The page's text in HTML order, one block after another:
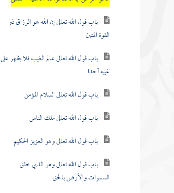
باب قول الله تعالى إن الله هو الرزاق ذو
القوة المتين
باب قول الله تعالى عالم الغيب فلا يظهر على
غيبه أحدا
باب قول الله تعالى السلام المؤمن
باب قول الله تعالى ملك الناس
باب قول الله تعالى وهو العزيز الحكيم
باب قول الله تعالى وهو الذي خلق
السموات والأرض بالحق